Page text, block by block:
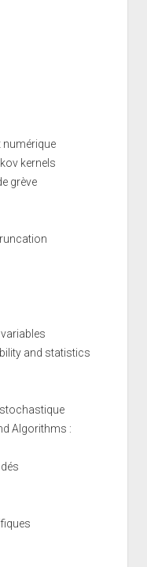
numérique
kernels
grève
and statistics
Algorithms :